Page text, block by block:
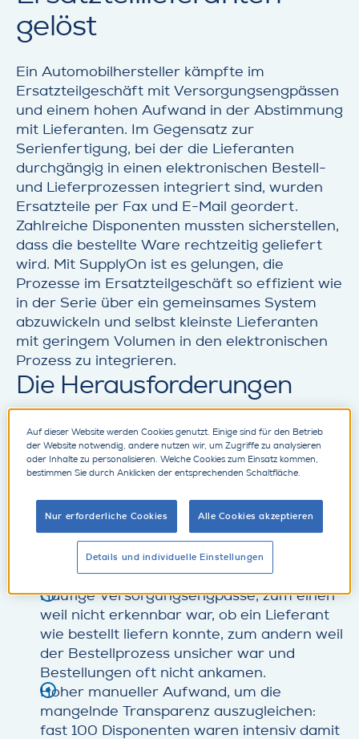
gelöst
Ein Automobilhersteller kämpfte im
Ersatzteilgeschäft mit Versorgungsengpässen
und einem hohen Aufwand in der Abstimmung
mit Lieferanten. Im Gegensatz zur
Serienfertigung, bei der die Lieferanten
durchgängig in einen elektronischen Bestell-
und Lieferprozessen integriert sind, wurden
Ersatzteile per Fax und E-Mail geordert.
Zahlreiche Disponenten mussten sicherstellen,
dass die bestellte Ware rechtzeitig geliefert
wird. Mit SupplyOn ist es gelungen, die
Prozesse im Ersatzteilgeschäft so effizient wie
in der Serie über ein gemeinsames System
abzuwickeln und selbst kleinste Lieferanten
mit geringem Volumen in den elektronischen
Prozess zu integrieren.
Die Herausforderungen
Das Aftermarket-Geschäft des Herstellers,
das nicht nur Ersatzteile sondern auch
Werkstatt- und Autohaus- Einrichtungen
über ein IT-System gesteuert, das keinen
durchgängigen Bestellprozess unterstützte.
Dies führte in der Disposition zu zahlreichen
Problemen:
Häufige Versorgungsengpässe, zum einen
weil nicht erkennbar war, ob ein Lieferant
wie bestellt liefern konnte, zum andern weil
der Bestellprozess unsicher war und
Bestellungen oft nicht ankamen.
Hoher manueller Aufwand, um die
mangelnde Transparenz auszugleichen:
fast 100 Disponenten waren intensiv damit
Auf dieser Website werden Cookies genutzt. Einige sind für den Betrieb
der Website notwendig, andere nutzen wir, um Zugriffe zu analysieren
oder Inhalte zu personalisieren. Welche Cookies zum Einsatz kommen,
bestimmen Sie durch Anklicken der entsprechenden Schaltfläche.
Nur erforderliche Cookies Alle Cookies akzeptieren
Details und individuelle Einstellungen